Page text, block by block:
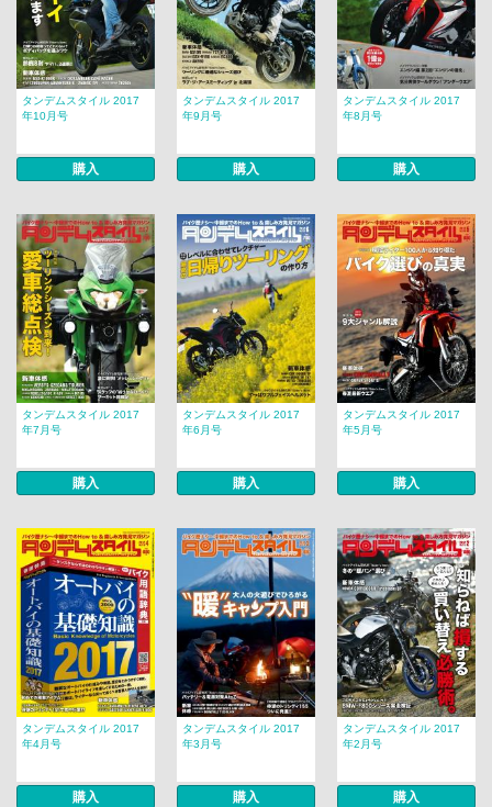
タンデムスタイル 2017
年10月号
購入
タンデムスタイル 2017
年9月号
購入
タンデムスタイル 2017
年8月号
購入
タンデムスタイル 2017
年7月号
購入
タンデムスタイル 2017
年6月号
購入
タンデムスタイル 2017
年5月号
購入
タンデムスタイル 2017
年4月号
購入
タンデムスタイル 2017
年3月号
購入
タンデムスタイル 2017
年2月号
購入